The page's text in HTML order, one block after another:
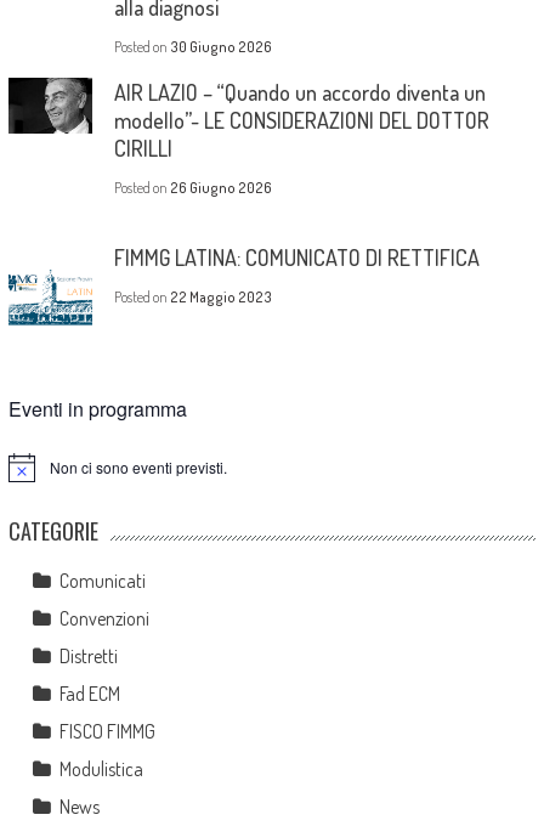
alla diagnosi
Posted on 30 Giugno 2026
AIR LAZIO – “Quando un accordo diventa un
modello”- LE CONSIDERAZIONI DEL DOTTOR
CIRILLI
Posted on 26 Giugno 2026
FIMMG LATINA: COMUNICATO DI RETTIFICA
Posted on 22 Maggio 2023
Eventi in programma
Notice Non ci sono eventi previsti.
CATEGORIE
Comunicati
Convenzioni
Distretti
Fad ECM
FISCO FIMMG
Modulistica
News